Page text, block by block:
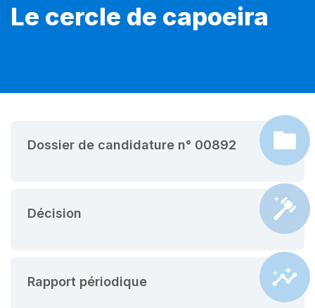
Le cercle de capoeira
Dossier de candidature n° 00892
Décision
Rapport périodique